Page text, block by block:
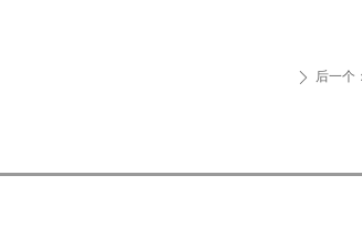
ꄲ 后一个：